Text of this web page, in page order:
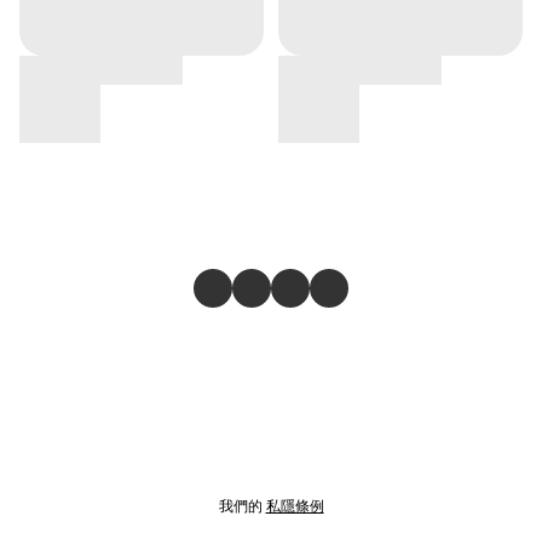
我們的 私隱條例